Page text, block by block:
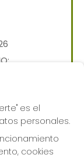
es el
personales.
cookies